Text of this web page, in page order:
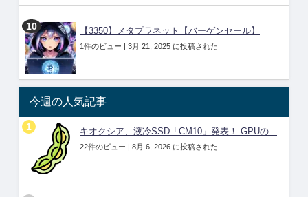
【3350】メタプラネット【バーゲンセール】
1件のビュー | 3月 21, 2025 に投稿された
今週の人気記事
キオクシア、液冷SSD「CM10」発表！ GPUの...
22件のビュー | 8月 6, 2026 に投稿された